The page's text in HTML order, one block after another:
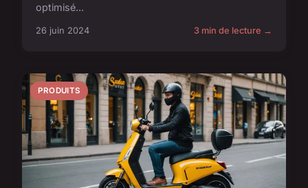
optimisé...
26 juin 2024 3 min de lecture →
PRODUITS